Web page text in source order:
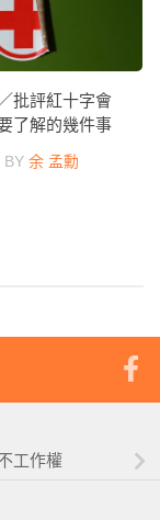
批評紅十字會
了解的幾件事
BY 余 孟勳
工作權